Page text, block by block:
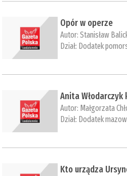
​Opór w operze
Autor:Stanisław
Dział: Dodatek
​Anita
Autor: Małgorzata
Dział: Dodatek
​Kto urządza